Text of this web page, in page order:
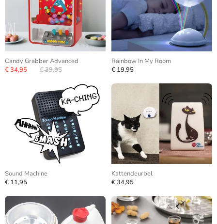
Candy Grabber Advanced
€ 34,95
€ 39,95
Rainbow In My Room
€ 19,95
Sound Machine
€ 11,95
Kattendeurbel
€ 34,95